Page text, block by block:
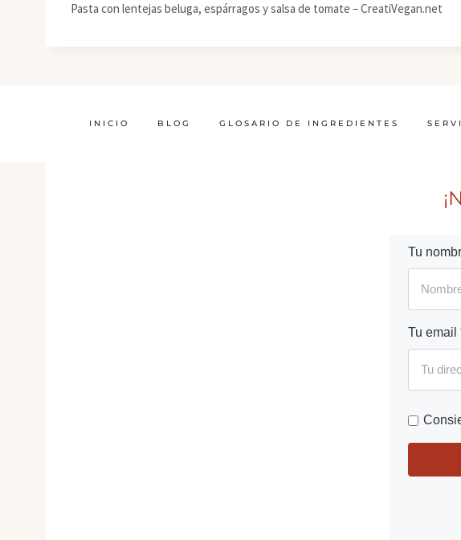
Pasta con lentejas beluga, espárragos y salsa de tomate – CreatiVegan.net
INICIO BLOG GLOSARIO DE INGREDIENTES
Tu
Tu email